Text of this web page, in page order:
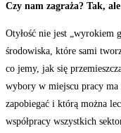
Czy nam zagraża? Tak,
Otyłość nie jest „wyrokiem
środowiska, które sami
co jemy, jak się
wybory w miejscu pracy ma
zapobiegać i którą można
współpracy wszystkich